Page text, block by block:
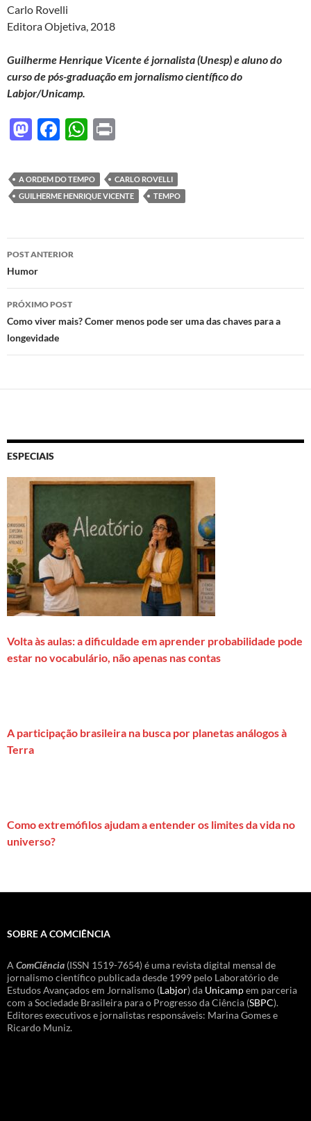
Carlo Rovelli
Editora Objetiva, 2018
Guilherme Henrique Vicente é jornalista(Unesp) e aluno do
curso de pós-graduação em jornalismo científico do
Labjor/Unicamp.
M
to
d
n
F
e
b
o
k
W
at
s
p
nt
A ORDEM DO TEMPO
CARLO ROVELLI
GUILHERME HENRIQUE VICENTE
TEMPO
Navegação
de
posts
POST ANTERIOR
Humor
PRÓXIMO POST
Como viver mais? Comer menos pode ser uma das chaves para a
longevidade
ESPECIAIS
Volta às aulas: a dificuldade em aprender probabilidade pode
estar no vocabulário, não apenas nas contas
A participação brasileira na busca por planetas análogos à
Terra
Como extremófilos ajudam a entender os limites da vida no
universo?
SOBRE A COMCIÊNCIA
A ComCiência (ISSN 1519-7654) é uma revista digital mensal de
jornalismo científico publicada desde 1999 pelo Laboratório de
Estudos Avançados em Jornalismo (Labjor) da Unicampem parceria
com a Sociedade Brasileira para o Progresso da Ciência (SBPC).
Editores executivos e jornalistas responsáveis: Marina Gomes e
Ricardo Muniz.